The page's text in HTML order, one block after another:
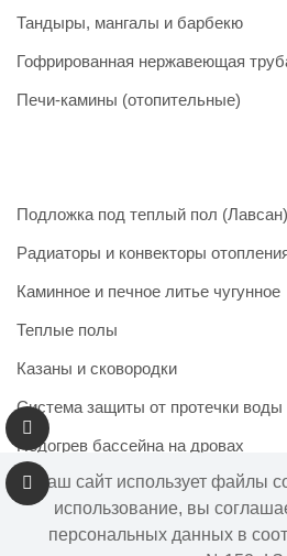
Тандыры, мангалы и барбекю
Гофрированная нержавеющая
Печи-камины (отопительные)
Подложка под теплый пол (Лавсан)
Радиаторы и конвекторы
Каминное и печное литье чугунное
Теплые полы
Казаны и сковородки
Система защиты от протечки воды
Подогрев бассейна на дровах
Информация на сайте не
Наш сайт использует файлы
использование, вы
персональных данных в